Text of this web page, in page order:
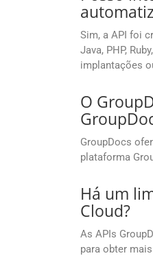
Sim, a API foi
Java, PHP,
implantações
O
GroupDocs
plataforma
Há um
Cloud?
As APIs
para obter